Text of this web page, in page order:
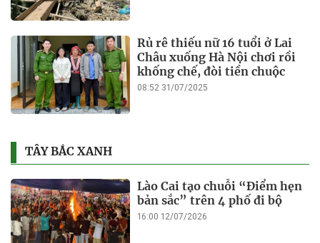
Rủ rê thiếu nữ 16 tuổi ở Lai
Châu xuống Hà Nội chơi rồi
khống chế, đòi tiền chuộc
08:52 31/07/2025
TÂY BẮC XANH
Lào Cai tạo chuỗi “Điểm hẹn
bản sắc” trên 4 phố đi bộ
16:00 12/07/2026